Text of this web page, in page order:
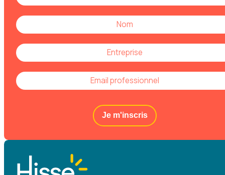
Je m'inscris